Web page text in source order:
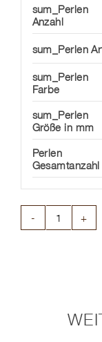
sum_Perlen
Anzahl
sum_Perlen
sum_Perlen
Farbe
sum_Perlen
Größe in mm
Perlen
Gesamtanzahl